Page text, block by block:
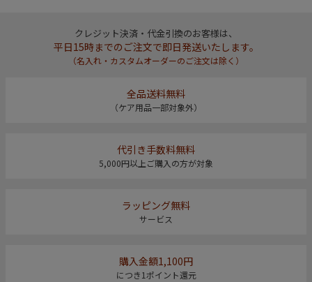
クレジット決済・代金引換のお客様は、
平日15時までのご注文で即日発送いたします。
（名入れ・カスタムオーダーのご注文は除く）
全品送料無料
（ケア用品一部対象外）
代引き手数料無料
5,000円以上ご購入の方が対象
ラッピング無料
サービス
購入金額1,100円
につき1ポイント還元